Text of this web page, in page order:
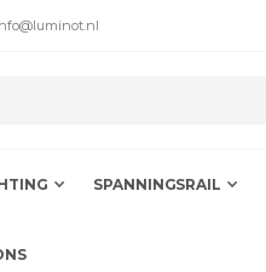
info@luminot.nl
SPANNINGSRAIL